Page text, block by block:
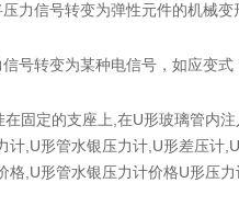
信号转变为弹性元件的机械变
转变为某种电信号，如应变式
定的支座上,在U形玻璃管内注
计,U形管水银压力计,U形差压
格,U形管水银压力计价格U形压